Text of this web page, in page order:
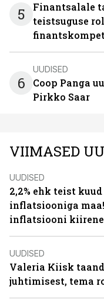
5
Finantsalale
teistsuguse
6
UUDISED
Coop Panga
Pirkko Saar
VIIMASED
UUDISED
2,2% ehk teist
inflatsiooniga
inflatsiooni
UUDISED
Valeria Kiisk
juhtimisest, tema